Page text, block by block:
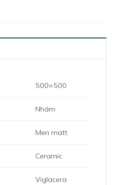
500×500
Nhám
Men matt
Ceramic
Viglacera